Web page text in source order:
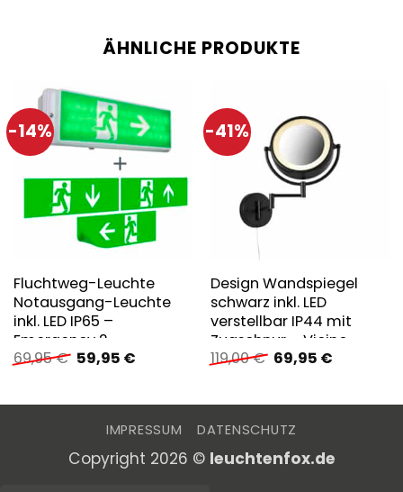
ÄHNLICHE PRODUKTE
-14%
Fluchtweg-Leuchte
Notausgang-Leuchte
inkl. LED IP65 –
Emergency 2
69,95€ Ursprünglicher
Preis
69,95 €
59,95 €Aktueller
59,95 €.
-41%
Design Wandspiegel
schwarz inkl. LED
verstellbar IP44 mit
Zugschnur – Vicino
119,00€ Ursprünglicher
Preis
119,00 €
69,95 €Aktueller
69,95 €.
IMPRESSUM DATENSCHUTZ
Copyright 2026 © leuchtenfox.de